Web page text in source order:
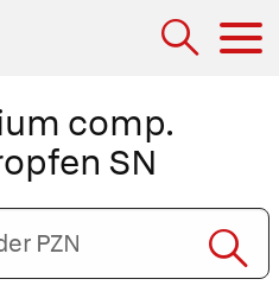
comp.
SN